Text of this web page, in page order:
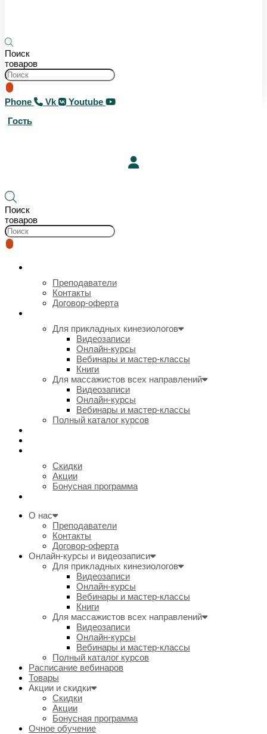
Поиск
товаров
Phone Vk
Youtube
Гость
Поиск
товаров
Преподаватели
Контакты
Договор-оферта
Для прикладных кинезиологов
Видеозаписи
Онлайн-курсы
Вебинары и мастер-классы
Книги
Для массажистов всех направлений
Видеозаписи
Онлайн-курсы
Вебинары и мастер-классы
Полный каталог курсов
Скидки
Акции
Бонусная программа
О нас
Преподаватели
Контакты
Договор-оферта
Онлайн-курсы и видеозаписи
Для прикладных кинезиологов
Видеозаписи
Онлайн-курсы
Вебинары и мастер-классы
Книги
Для массажистов всех направлений
Видеозаписи
Онлайн-курсы
Вебинары и мастер-классы
Полный каталог курсов
Расписание вебинаров
Товары
Акции и скидки
Скидки
Акции
Бонусная программа
Очное обучение